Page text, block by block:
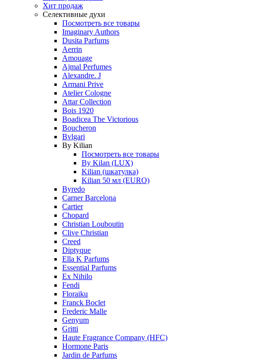
Хит продаж
Селективные духи
Посмотреть все товары
Imaginary Authors
Dusita Parfums
Aerrin
Amouage
Ajmal Perfumes
Alexandre. J
Armani Prive
Atelier Cologne
Attar Collection
Bois 1920
Boadicea The Victorious
Boucheron
Bvlgari
By Kilian
Посмотреть все товары
By Kilan (LUX)
Kilian (шкатулка)
Kilian 50 мл (EURO)
Byredo
Carner Barcelona
Cartier
Chopard
Christian Louboutin
Clive Christian
Creed
Diptyque
Ella K Parfums
Essential Parfums
Ex Nihilo
Fendi
Floraiku
Franck Boclet
Frederic Malle
Genyum
Gritti
Haute Fragrance Company (HFC)
Hormone Paris
Jardin de Parfums